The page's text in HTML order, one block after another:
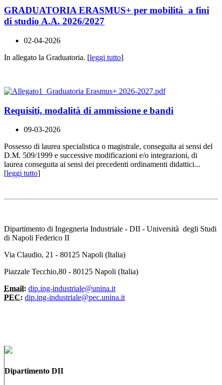
GRADUATORIA ERASMUS+ per mobilità a fini
di studio A.A. 2026/2027
02-04-2026
In allegato la Graduatoria. [leggi tutto]
Requisiti, modalità di ammissione e bandi
09-03-2026
Possesso di laurea specialistica o magistrale, conseguita ai sensi del
D.M. 509/1999 e successive modificazioni e/o integrazioni, di
laurea conseguita ai sensi dei precedenti ordinamenti didattici...
[leggi tutto]
Dipartimento di Ingegneria Industriale - DII - Università degli Studi
di Napoli Federico II
Via Claudio, 21 - 80125 Napoli (Italia)
Piazzale Tecchio,80 - 80125 Napoli (Italia)
Email: dip.ing-industriale@unina.it
PEC: dip.ing-industriale@pec.unina.it
Dipartimento DII